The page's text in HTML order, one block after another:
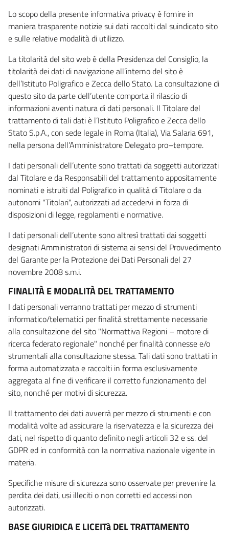
Lo scopo della presente informativa privacy è fornire in
maniera trasparente notizie sui dati raccolti dal suindicato sito
e sulle relative modalità di utilizzo.
La titolarità del sito web è della Presidenza del Consiglio, la
titolarità dei dati di navigazione all’interno del sito è
dell’Istituto Poligrafico e Zecca dello Stato. La consultazione di
questo sito da parte dell’utente comporta il rilascio di
informazioni aventi natura di dati personali. Il Titolare del
trattamento di tali dati è l’Istituto Poligrafico e Zecca dello
Stato S.p.A., con sede legale in Roma (Italia), Via Salaria 691,
nella persona dell’Amministratore Delegato pro–tempore.
I dati personali dell’utente sono trattati da soggetti autorizzati
dal Titolare e da Responsabili del trattamento appositamente
nominati e istruiti dal Poligrafico in qualità di Titolare o da
autonomi "Titolari", autorizzati ad accedervi in forza di
disposizioni di legge, regolamenti e normative.
I dati personali dell’utente sono altresì trattati dai soggetti
designati Amministratori di sistema ai sensi del Provvedimento
del Garante per la Protezione dei Dati Personali del 27
novembre 2008 s.m.i.
FINALITÀ E MODALITÀ DEL TRATTAMENTO
I dati personali verranno trattati per mezzo di strumenti
informatico/telematici per finalità strettamente necessarie
alla consultazione del sito "Normattiva Regioni – motore di
ricerca federato regionale" nonché per finalità connesse e/o
strumentali alla consultazione stessa. Tali dati sono trattati in
forma automatizzata e raccolti in forma esclusivamente
aggregata al fine di verificare il corretto funzionamento del
sito, nonché per motivi di sicurezza.
Il trattamento dei dati avverrà per mezzo di strumenti e con
modalità volte ad assicurare la riservatezza e la sicurezza dei
dati, nel rispetto di quanto definito negli articoli 32 e ss. del
GDPR ed in conformità con la normativa nazionale vigente in
materia.
Specifiche misure di sicurezza sono osservate per prevenire la
perdita dei dati, usi illeciti o non corretti ed accessi non
autorizzati.
BASE GIURIDICA E LICEITà DEL TRATTAMENTO